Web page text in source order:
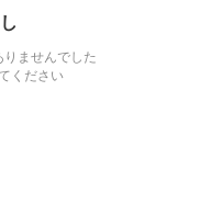
ませんでした
ください